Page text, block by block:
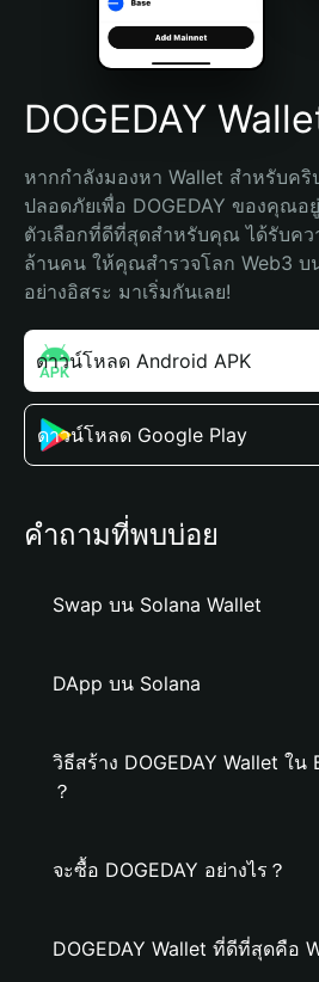
Português (Brasil)
Español (Argentina)
DOGEDAY
หากกำลังมองหา Wallet สำหรับคริ
ปลอดภัยเพื่อ DOGEDAY ของคุณอ
ตัวเลือกที่ดีที่สุดสำหรับคุณ ได้รับคว
ล้านคน ให้คุณสำรวจโลก Web3 บ
อย่างอิสระ มาเริ่มกันเลย!
ดาวน์โหลด Android APK
ดาวน์โหลด Google Play
คำถามที่พบบ่อย
Swap บน Solana Wallet
DApp บน Solana
วิธีสร้าง DOGEDAY Wallet ใน
？
จะซื้อ DOGEDAY อย่างไร？
DOGEDAY Wallet ที่ดีที่สุดคือ